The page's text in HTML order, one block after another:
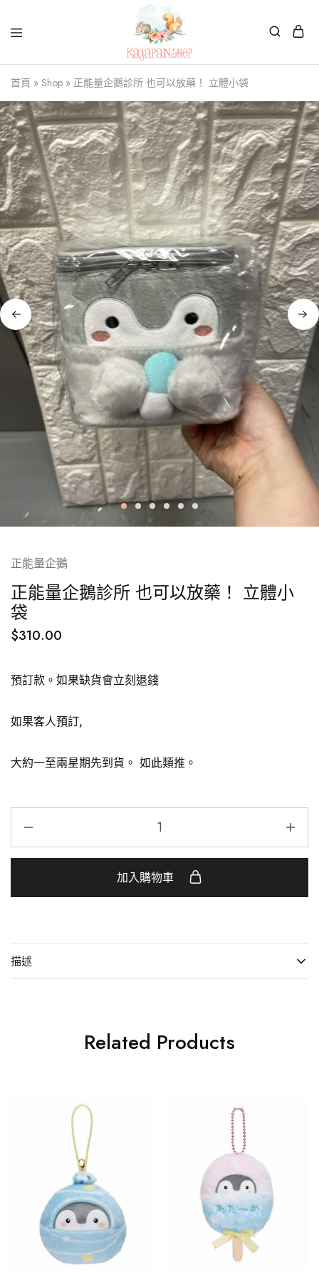
Kajapanshop
日
韓
百
貨
店
首頁 » Shop » 正能量企鵝診所 也可以放藥！ 立體小袋
正能量企鵝
正能量企鵝診所 也可以放藥！ 立體小
袋
$310.00
預訂款。如果缺貨會立刻退錢
如果客人預訂,
大約一至兩星期先到貨。 如此類推。
加入購物車
描述
Related Products